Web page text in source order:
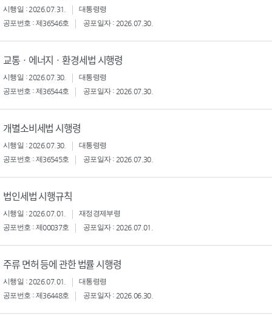
시행일 : 2026.07.31.
대통령령
공포번호 : 제36546호
공포일자 : 2026.07.30.
교통ㆍ에너지ㆍ환경세법 시행령
시행일 : 2026.07.30.
대통령령
공포번호 : 제36544호
공포일자 : 2026.07.30.
개별소비세법 시행령
시행일 : 2026.07.30.
대통령령
공포번호 : 제36545호
공포일자 : 2026.07.30.
법인세법 시행규칙
시행일 : 2026.07.01.
재정경제부령
공포번호 : 제00037호
공포일자 : 2026.07.01.
주류 면허 등에 관한 법률 시행령
시행일 : 2026.07.01.
대통령령
공포번호 : 제36448호
공포일자 : 2026.06.30.